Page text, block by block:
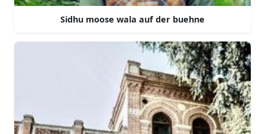
Sidhu moose wala auf der buehne